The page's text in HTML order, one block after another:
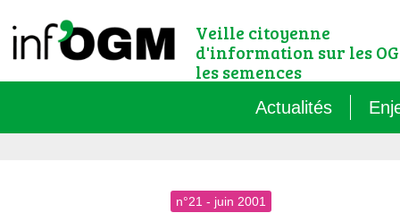
Veille citoyenne
d'information sur les
les semences
Actualités
n°21 - juin 2001